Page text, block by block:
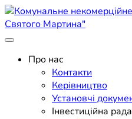
Skip
to
content
Комунальне
Святого
Поліклініка Мукачево
Про нас
Контакти
Керівництво
Установчі
Інвестиційна рада